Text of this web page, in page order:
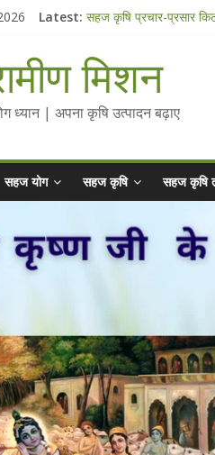
Latest: सहज कृषि प्रचार-प्रसार
Standee Designs @
Chalo Gaon Ki Or
Collected Talks on
मिशन
ध्यान | अपना कृषि उत्पादन बढ़ाए
सहज योग सहज कृषि सहज कृषि